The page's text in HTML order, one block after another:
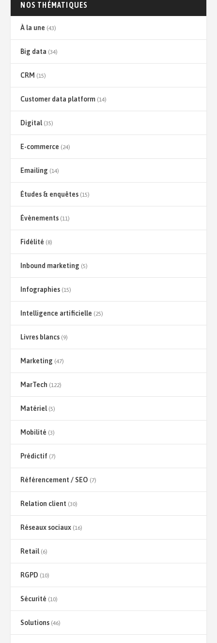
NOS THÉMATIQUES
À la une (43)
Big data (34)
CRM (15)
Customer data platform (14)
Digital(35)
E-commerce (24)
Emailing (14)
Études & enquêtes (15)
Évènements (11)
Fidélité (8)
Inbound marketing (5)
Infographies (15)
Intelligence artificielle (25)
Livres blancs (9)
Marketing (47)
MarTech (122)
Matériel(5)
Mobilité (3)
Prédictif (7)
Référencement / SEO (7)
Relation client (30)
Réseaux sociaux (16)
Retail(6)
RGPD (10)
Sécurité (10)
Solutions (46)